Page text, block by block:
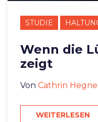
STUDIE
Wenn die
zeigt
Von Cathrin
WEITERLESEN